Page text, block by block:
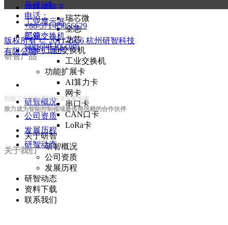
恩智浦
瑞芯微
全志
龙芯
工业交换机
工业交换机
功能扩展卡
AI算力卡
网卡
串口卡
CAN口卡
LoRa卡
关于研智
研智概况
公司资质
发展历程
研智动态
资料下载
联系我们
物联网网关
工业显示器
工业交换机
功能扩展卡
研智产品
研智概况
公司资质
发展历程
研智动态
关于我们
号楼5楼
电话：
+86-571-85056629
邮箱：
sales@rt-ics.com
版权所有 ©  2011-2026 杭州研智科技
有限公司
智能工业控制系统解决方案专家
致力成为智能控制领域最值得信赖的合作伙伴